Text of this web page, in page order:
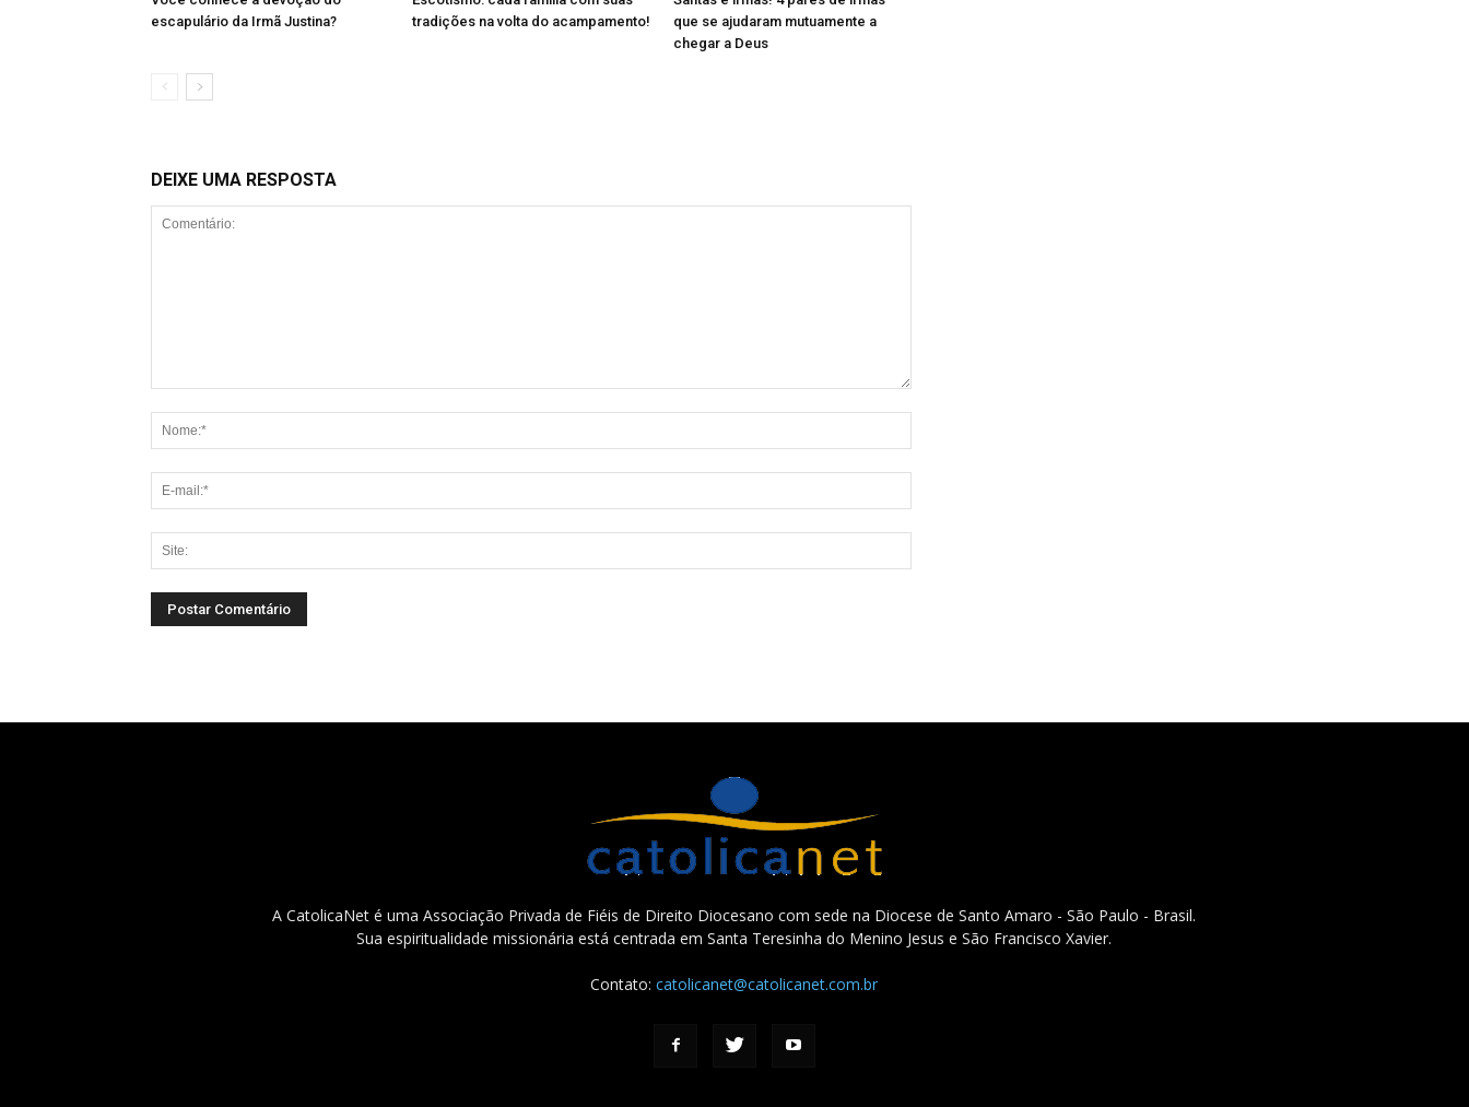
escapulário da Irmã Justina?
tradições na volta do acampamento!
que se ajudaram mutuamente a
chegar a Deus
DEIXE UMA RESPOSTA
A CatolicaNet é uma Associação Privada de Fiéis de Direito Diocesano com sede na Diocese de Santo Amaro - São Paulo - Brasil.
Sua espiritualidade missionária está centrada em Santa Teresinha do Menino Jesus e São Francisco Xavier.
Contato:catolicanet@catolicanet.com.br